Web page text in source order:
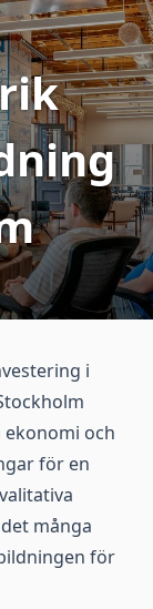
i
och
för en
många
för